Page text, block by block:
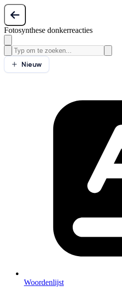
Fotosynthese donkerreacties
Nieuw
Woordenlijst